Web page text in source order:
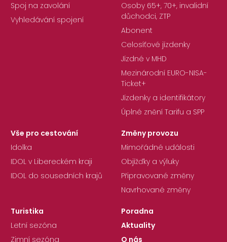
Spoj na zavolání
Vyhledávání spojení
Osoby 65+, 70+, invalidní
důchodci, ZTP
Abonent
Celosíťové jízdenky
Jízdné v MHD
Mezinárodní EURO-NISA-
Ticket+
Jízdenky a identifikátory
Úplné znění Tarifu a SPP
Vše pro cestování
Idolka
IDOL v Libereckém kraji
IDOL do sousedních krajů
Změny provozu
Mimořádné události
Objížďky a výluky
Připravované změny
Navrhované změny
Turistika
Letní sezóna
Zimní sezóna
Poradna
Aktuality
O nás